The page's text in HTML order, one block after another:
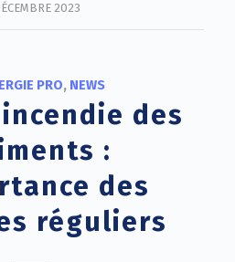
2023
PRO, NEWS
des
:
des
réguliers